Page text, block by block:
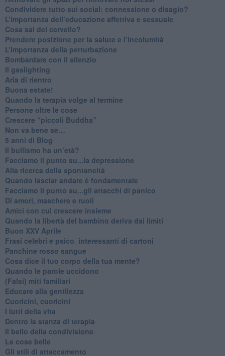
​Condividere tutto sui social: connessione o disagio?
​L’importanza dell’educazione affettiva e sessuale
​Cosa sai del cervello?
Prendere posizione per la salute e l’incolumità
L’importanza della perturbazione
​Bombardare con il silenzio
Il gaslighting
Aria di rientro
Buona estate!
​Quando la terapia volge al termine
​Persone oltre le cose
​Crescere “piccoli Buddha”
Non va bene se…
​5 anni di Blog
​Il bullismo ha un’età?
Facciamo il punto su...la depressione
​Alla ricerca della spontaneità
​Quando lasciar andare è fondamentale
Facciamo il punto su...gli attacchi di panico
Di amori, maschere e ruoli
​Amici con cui crescere insieme
​Quando la libertà del bambino deriva dai limiti
Buon XXV Aprile
​Frasi celebri e psico_interessanti di cartoni
​Panchine rosso sangue
​Cosa dice il tuo corpo della tua mente?
​Quando le parole uccidono
​(Falsi) miti familiari
​Educare alla gentilezza
​Cuoricini, cuoricini
I lutti della vita
​Dentro la stanza di terapia
​Il bello della condivisione
Le cose belle
​Gli stili di attaccamento